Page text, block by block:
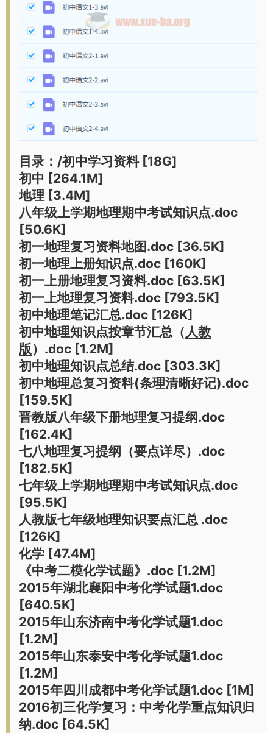
目录：/初中学习资料 [18G]
初中 [264.1M]
地理 [3.4M]
八年级上学期地理期中考试知识点.doc
[50.6K]
初一地理复习资料地图.doc [36.5K]
初一地理上册知识点.doc [160K]
初一上册地理复习资料.doc [63.5K]
初一上地理复习资料.doc [793.5K]
初中地理笔记汇总.doc [126K]
初中地理知识点按章节汇总（人教
版）.doc [1.2M]
初中地理知识点总结.doc [303.3K]
初中地理总复习资料(条理清晰好记).doc
[159.5K]
晋教版八年级下册地理复习提纲.doc
[162.4K]
七八地理复习提纲（要点详尽）.doc
[182.5K]
七年级上学期地理期中考试知识点.doc
[95.5K]
人教版七年级地理知识要点汇总 .doc
[126K]
化学 [47.4M]
《中考二模化学试题》.doc [1.2M]
2015年湖北襄阳中考化学试题1.doc
[640.5K]
2015年山东济南中考化学试题1.doc
[1.2M]
2015年山东泰安中考化学试题1.doc
[1.2M]
2015年四川成都中考化学试题1.doc [1M]
2016初三化学复习：中考化学重点知识归
纳.doc [64.5K]